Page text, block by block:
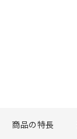
商品の特長